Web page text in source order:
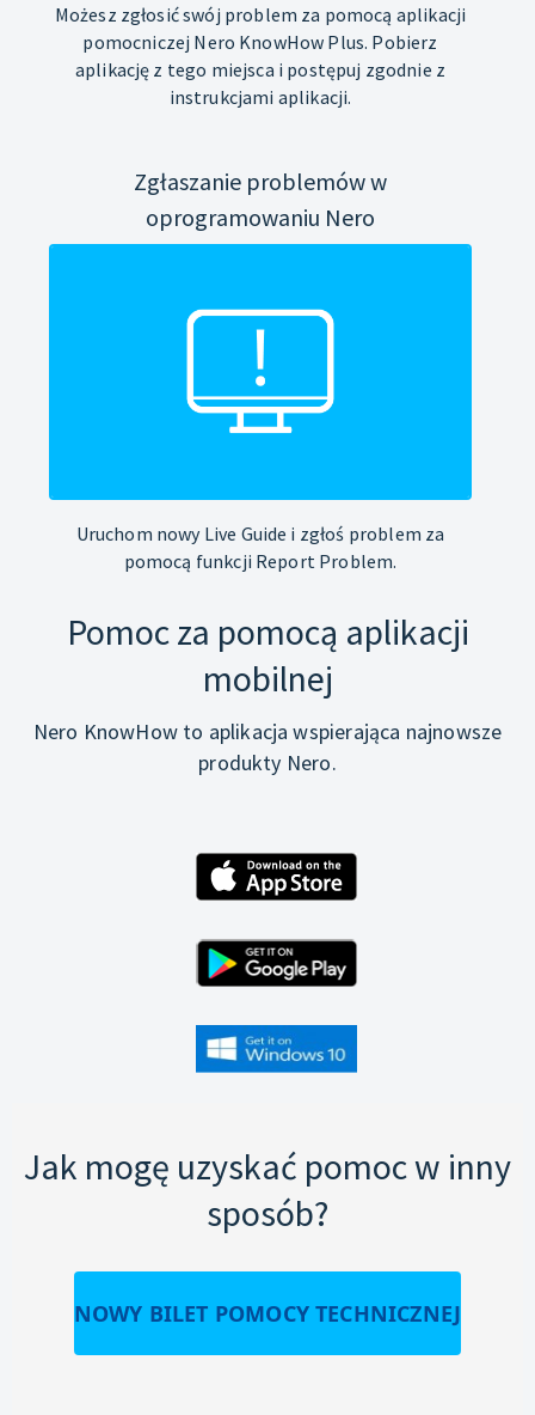
Możesz zgłosić swój problem za pomocą aplikacji
pomocniczej Nero KnowHow Plus. Pobierz
aplikację z tego miejsca i postępuj zgodnie z
instrukcjami aplikacji.
Zgłaszanie problemów w
oprogramowaniu Nero
Uruchom nowy Live Guide i zgłoś problem za
pomocą funkcji Report Problem.
Pomoc za pomocą aplikacji
mobilnej
Nero KnowHow to aplikacja wspierająca najnowsze
produkty Nero.
Jak mogę uzyskać pomoc w inny
sposób?
NOWY BILET POMOCY TECHNICZNEJ